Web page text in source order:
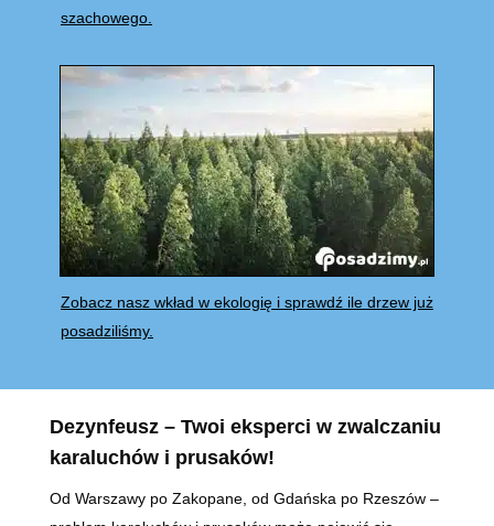
szachowego.
Zobacz nasz wkład w ekologię i sprawdź ile drzew już
posadziliśmy.
Dezynfeusz – Twoi eksperci w zwalczaniu
karaluchów i prusaków!
Od Warszawy po Zakopane, od Gdańska po Rzeszów –